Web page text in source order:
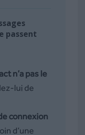
passent
n’a pas le
lui de
connexion
d’une